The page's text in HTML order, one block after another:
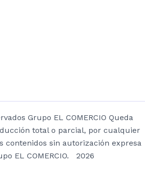
Grupo EL COMERCIO Queda
total o parcial, por cualquier
contenidos sin autorización expresa
EL COMERCIO. 2026